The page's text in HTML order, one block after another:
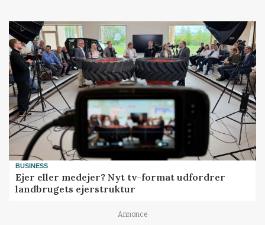
BUSINESS
Ejer eller medejer? Nyt tv-format udfordrer
landbrugets ejerstruktur
Annonce